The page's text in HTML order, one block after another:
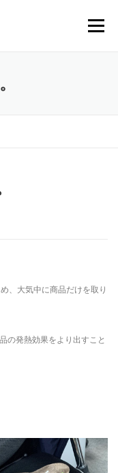
メニュー
、大気中に商品だけを取り
の発熱効果をより出すこと